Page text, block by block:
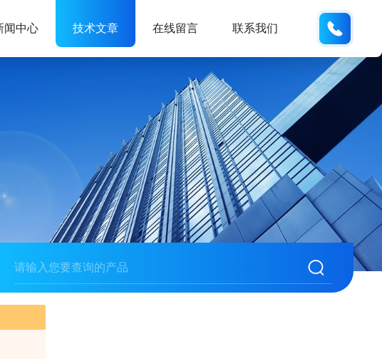
闻中心 技术文章 在线留言 联系我们